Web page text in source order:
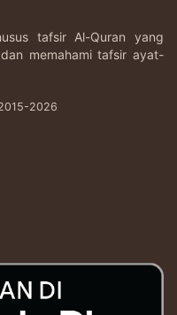
tafsir Al-Quran yang
memahami tafsir ayat-
2026